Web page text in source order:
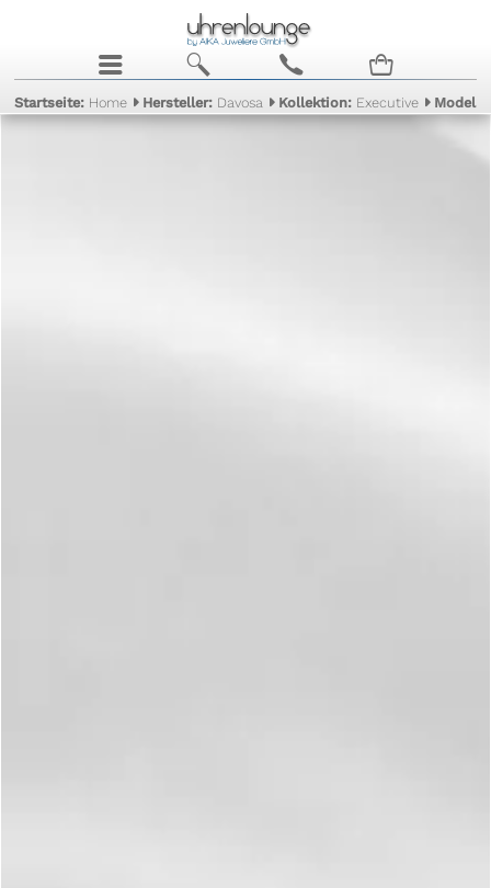
j b c n
Startseite: Home Hersteller: Davosa Kollektion: Executive Modell: